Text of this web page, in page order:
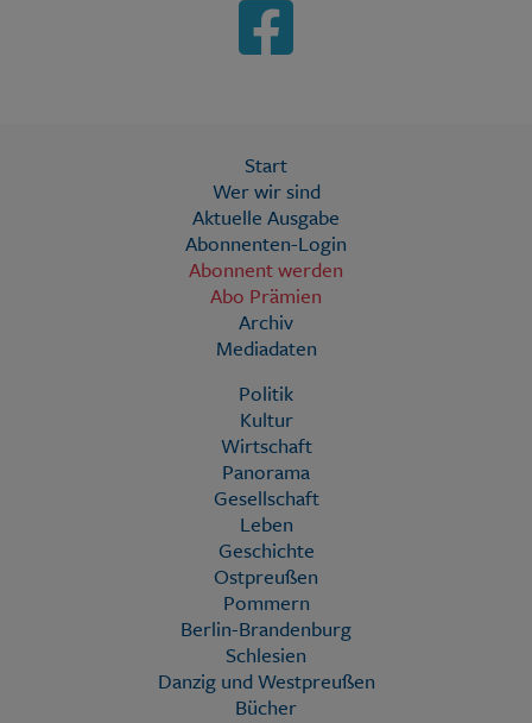
Start
Wer wir sind
Aktuelle Ausgabe
Abonnenten-Login
Abonnent werden
Abo Prämien
Archiv
Mediadaten
Politik
Kultur
Wirtschaft
Panorama
Gesellschaft
Leben
Geschichte
Ostpreußen
Pommern
Berlin-Brandenburg
Schlesien
Danzig und Westpreußen
Bücher